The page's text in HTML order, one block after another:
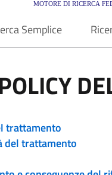
Semplice
trattamento
del trattamento